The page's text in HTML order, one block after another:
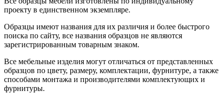
проекту в единственном экземпляре.
Образцы имеют названия для их различия и более быстрого
поиска по сайту, все названия образцов не являются
зарегистрированным товарным знаком.
Все мебельные изделия могут отличаться от представленных
образцов по цвету, размеру, комплектации, фурнитуре, а также
способами монтажа и производителями комплектующих и
фурнитуры.